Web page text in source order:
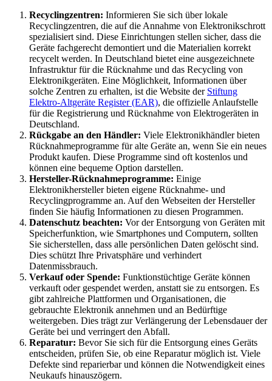
Recyclingzentren: Informieren Sie sich über lokale
Recyclingzentren, die auf die Annahme von Elektronikschrott
spezialisiert sind. Diese Einrichtungen stellen sicher, dass die
Geräte fachgerecht demontiert und die Materialien korrekt
recycelt werden. In Deutschland bietet eine ausgezeichnete
Infrastruktur für die Rücknahme und das Recycling von
Elektronikgeräten. Eine Möglichkeit, Informationen über
solche Zentren zu erhalten, ist die Website der Stiftung
Elektro-Altgeräte Register (EAR), die offizielle Anlaufstelle
für die Registrierung und Rücknahme von Elektrogeräten in
Deutschland.
Rückgabe an den Händler: Viele Elektronikhändler bieten
Rücknahmeprogramme für alte Geräte an, wenn Sie ein neues
Produkt kaufen. Diese Programme sind oft kostenlos und
können eine bequeme Option darstellen.
Hersteller-Rücknahmeprogramme: Einige
Elektronikhersteller bieten eigene Rücknahme- und
Recyclingprogramme an. Auf den Webseiten der Hersteller
finden Sie häufig Informationen zu diesen Programmen.
Datenschutz beachten: Vor der Entsorgung von Geräten mit
Speicherfunktion, wie Smartphones und Computern, sollten
Sie sicherstellen, dass alle persönlichen Daten gelöscht sind.
Dies schützt Ihre Privatsphäre und verhindert
Datenmissbrauch.
Verkauf oder Spende: Funktionstüchtige Geräte können
verkauft oder gespendet werden, anstatt sie zu entsorgen. Es
gibt zahlreiche Plattformen und Organisationen, die
gebrauchte Elektronik annehmen und an Bedürftige
weitergeben. Dies trägt zur Verlängerung der Lebensdauer der
Geräte bei und verringert den Abfall.
Reparatur: Bevor Sie sich für die Entsorgung eines Geräts
entscheiden, prüfen Sie, ob eine Reparatur möglich ist. Viele
Defekte sind reparierbar und können die Notwendigkeit eines
Neukaufs hinauszögern.